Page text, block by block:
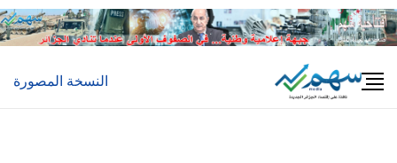
Skip
to
النسخة المصورة